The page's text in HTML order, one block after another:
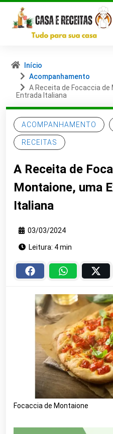
Início
Acompanhamento
A Receita de Focaccia
Entrada Italiana
ACOMPANHAMENTO
RECEITAS
A Receita de
Montaione, uma
Italiana
03/03/2024
Leitura: 4 min
Focaccia de Montaione